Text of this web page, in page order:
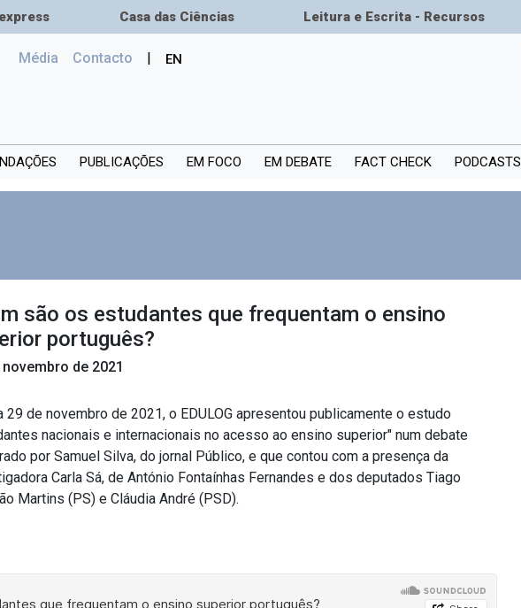
Casa das Ciências Leitura e Escrita - Recursos
Média Сontacto | EN
PUBLICAÇÕES EM FOCO EM DEBATE FACT CHECK PODCASTS
são os estudantes que frequentam o ensino
português?
novembro de 2021
29 de novembro de 2021, o EDULOG apresentou publicamente o estudo
nacionais e internacionais no acesso ao ensino superior" num debate
por Samuel Silva, do jornal Público, e que contou com a presença da
Carla Sá, de António Fontaínhas Fernandes e dos deputados Tiago
Martins (PS) e Cláudia André (PSD).